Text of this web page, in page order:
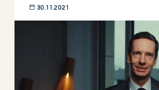
30.11.2021